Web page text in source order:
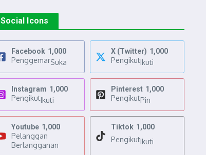
Social Icons
Facebook 1,000
PenggemarSuka
X (Twitter) 1,000
PengikutIkuti
Instagram 1,000
PengikutIkuti
Pinterest 1,000
PengikutPin
Youtube 1,000
Pelanggan
Berlangganan
Tiktok 1,000
PengikutIkuti